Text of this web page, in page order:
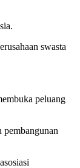
swasta
peluang
pembangunan